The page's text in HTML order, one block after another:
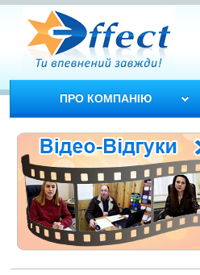
ПРО КОМПАНІЮ